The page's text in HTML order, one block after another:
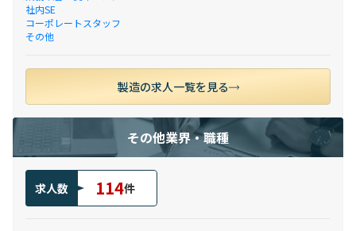
社内SE
コーポレートスタッフ
その他
製造の求人一覧を見る
その他業界・職種
求人数 114件